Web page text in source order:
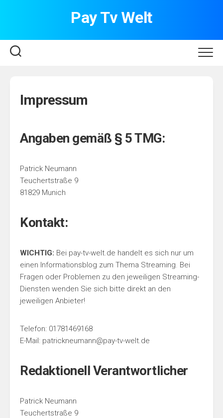
Pay Tv Welt
Impressum
Angaben gemäß § 5 TMG:
Patrick Neumann
Teuchertstraße 9
81829 Munich
Kontakt:
WICHTIG: Bei pay-tv-welt.de handelt es sich nur um
einen Informationsblog zum Thema Streaming. Bei
Fragen oder Problemen zu den jeweiligen Streaming-
Diensten wenden Sie sich bitte direkt an den
jeweiligen Anbieter!
Telefon: 01781469168
E-Mail: patrickneumann@pay-tv-welt.de
Redaktionell Verantwortlicher
Patrick Neumann
Teuchertstraße 9